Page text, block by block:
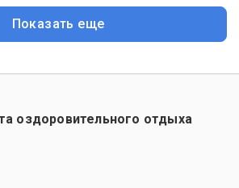
Показать еще
оздоровительного отдыха